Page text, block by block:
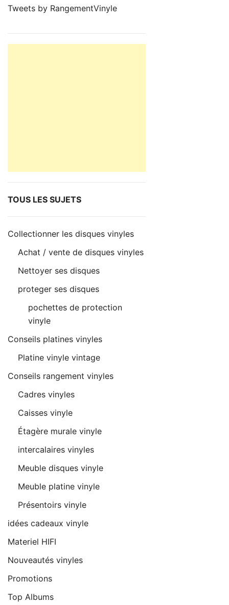
Tweets by RangementVinyle
TOUS LES SUJETS
Collectionner les disques vinyles
Achat / vente de disques vinyles
Nettoyer ses disques
proteger ses disques
pochettes de protection
vinyle
Conseils platines vinyles
Platine vinyle vintage
Conseils rangement vinyles
Cadres vinyles
Caisses vinyle
Étagère murale vinyle
intercalaires vinyles
Meuble disques vinyle
Meuble platine vinyle
Présentoirs vinyle
idées cadeaux vinyle
Materiel HIFI
Nouveautés vinyles
Promotions
Top Albums